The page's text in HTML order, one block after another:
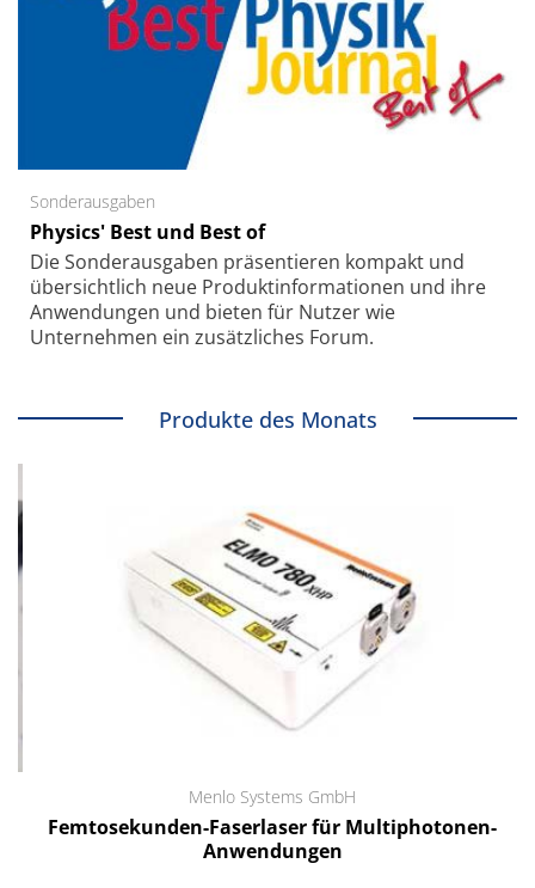
Sonderausgaben
Physics' Best und Best of
Die Sonder­ausgaben präsentieren kompakt und
übersichtlich neue Produkt­informationen und ihre
Anwendungen und bieten für Nutzer wie
Unternehmen ein zusätzliches Forum.
Produkte des Monats
Menlo Systems GmbH
Femtosekunden-Faserlaser für Multiphotonen-
Anwendungen